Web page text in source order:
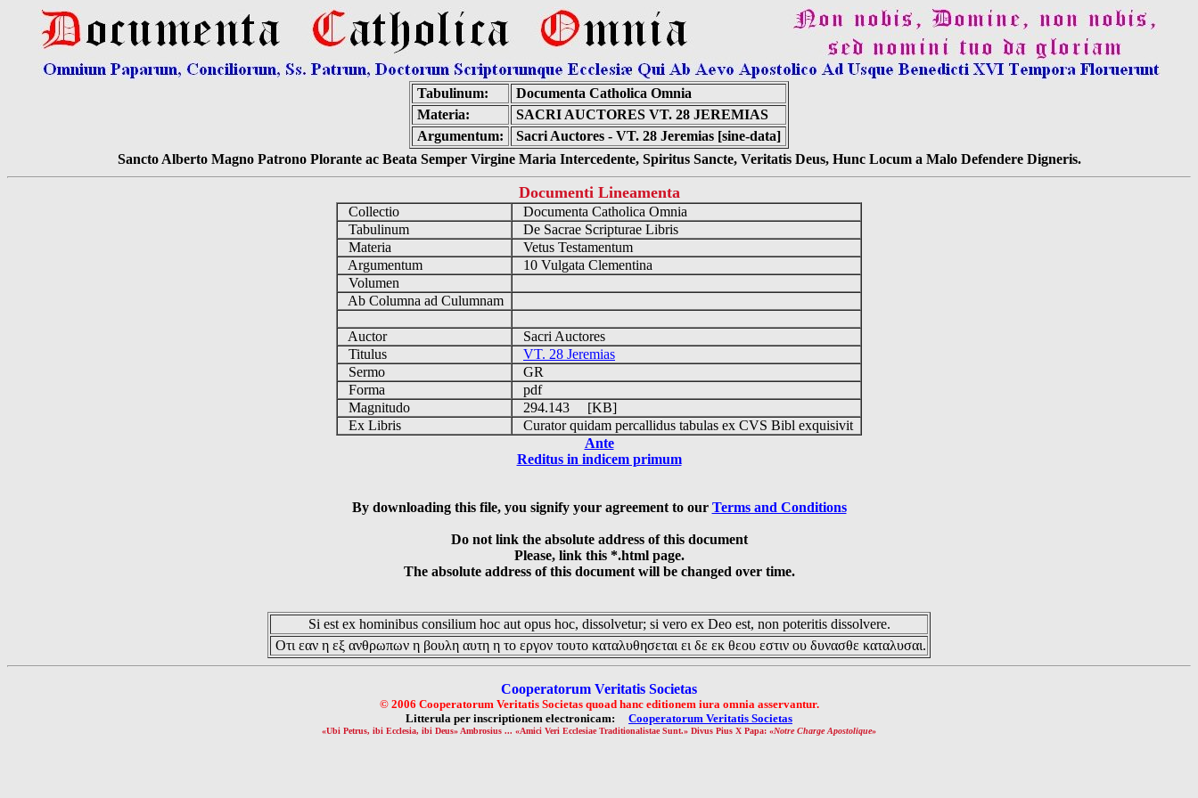
Tabulinum:
Documenta Catholica Omnia
Materia:
SACRI AUCTORES VT. 28 JEREMIAS
Argumentum:
Sacri Auctores - VT. 28 Jeremias [sine-data]
Sancto Alberto Magno Patrono Plorante ac Beata Semper Virgine Maria Intercedente, Spiritus Sancte, Veritatis Deus, Hunc Locum a Malo Defendere Digneris.
Documenti Lineamenta
Collectio
Documenta Catholica Omnia
Tabulinum
De Sacrae Scripturae Libris
Materia
Vetus Testamentum
Argumentum
10 Vulgata Clementina
Volumen
Ab Columna ad Culumnam
Auctor
Sacri Auctores
Titulus
VT. 28 Jeremias
Sermo
GR
Forma
pdf
Magnitudo
294.143 [KB]
Ex Libris
Curator quidam percallidus tabulas ex CVS Bibl exquisivit
Ante
Reditus in indicem primum
By downloading this file, you signify your agreement to our Terms and Conditions
Do not link the absolute address of this document
Please, link this *.html page.
The absolute address of this document will be changed over time.
Si est ex hominibus consilium hoc aut opus hoc, dissolvetur; si vero ex Deo est, non poteritis dissolvere.
Οτι εαν η εξ ανθρωπων η βουλη αυτη η το εργον τουτο καταλυθησεται ει δε εκ θεου εστιν ου δυνασθε καταλυσαι.
Cooperatorum Veritatis Societas
© 2006 Cooperatorum Veritatis Societas quoad hanc editionem iura omnia asservantur.
Litterula per inscriptionem electronicam: Cooperatorum Veritatis Societas
«Ubi Petrus, ibi Ecclesia, ibi Deus» Ambrosius ... «Amici Veri Ecclesiae Traditionalistae Sunt.» Divus Pius X Papa: «Notre Charge Apostolique»